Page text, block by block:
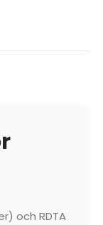
och RDTA